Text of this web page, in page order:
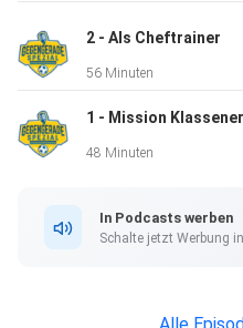
2 - Als Cheftrainer
56 Minuten
1 - Mission
48 Minuten
In Podcasts werben
Schalte jetzt Werbung